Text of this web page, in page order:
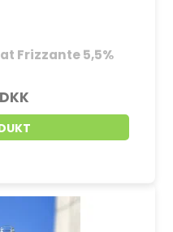
Frizzante 5,5%